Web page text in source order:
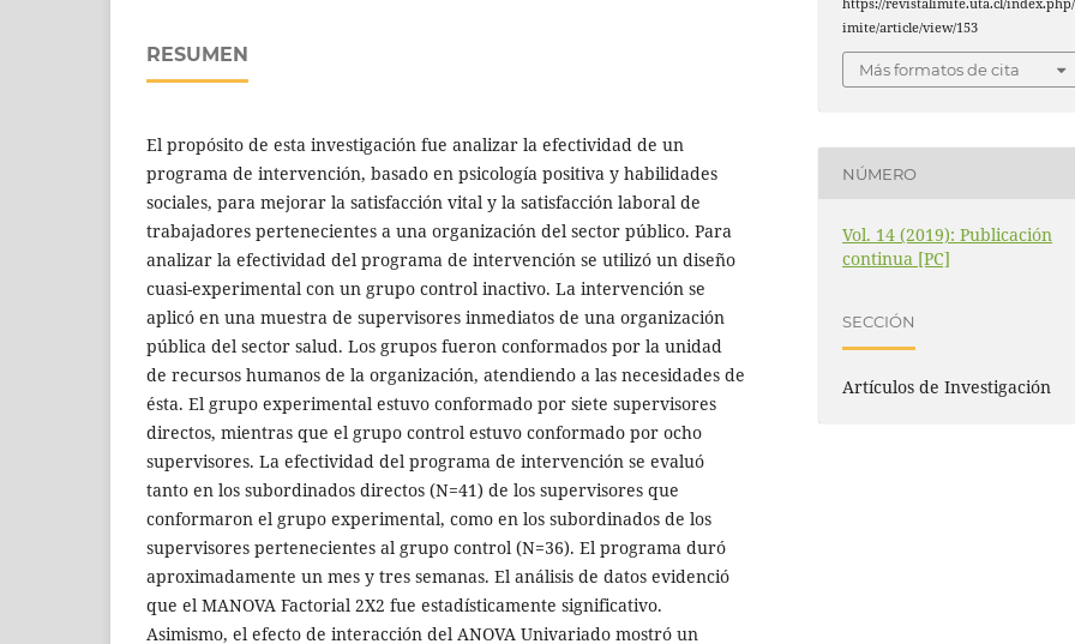
RESUMEN
El propósito de esta investigación fue analizar la efectividad de un
programa de intervención, basado en psicología positiva y habilidades
sociales, para mejorar la satisfacción vital y la satisfacción laboral de
trabajadores pertenecientes a una organización del sector público. Para
analizar la efectividad del programa de intervención se utilizó un diseño
cuasi-experimental con un grupo control inactivo. La intervención se
aplicó en una muestra de supervisores inmediatos de una organización
pública del sector salud. Los grupos fueron conformados por la unidad
de recursos humanos de la organización, atendiendo a las necesidades de
ésta. El grupo experimental estuvo conformado por siete supervisores
directos, mientras que el grupo control estuvo conformado por ocho
supervisores. La efectividad del programa de intervención se evaluó
tanto en los subordinados directos (N=41) de los supervisores que
conformaron el grupo experimental, como en los subordinados de los
supervisores pertenecientes al grupo control (N=36). El programa duró
aproximadamente un mes y tres semanas. El análisis de datos evidenció
que el MANOVA Factorial 2X2 fue estadísticamente significativo.
Asimismo, el efecto de interacción del ANOVA Univariado mostró un
https://revistalimite.uta.cl/
imite/article/view/153
Más formatos de cita
NÚMERO
Vol. 14 (2019): Publicación
continua [PC]
SECCIÓN
Artículos de Investigación